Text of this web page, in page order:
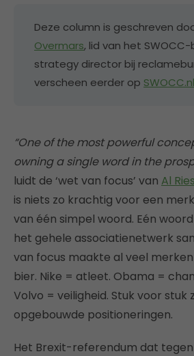
Deze column is geschreven
Overmars, lid van het
strategy director bij
verscheen eerder op SWOCC.nl
“One of the most powerful
owning a single word in the
luidt de ‘wet van focus’ van Al
is niets zo krachtig voor een
van één simpel woord. Eén
het gehele associatienetwerk
van focus maakte al veel
bier. Nike = atleet. Obama =
Volvo = veiligheid. Stuk voor stuk
opgebouwde positioneringen.
Het Brexit-referendum dat